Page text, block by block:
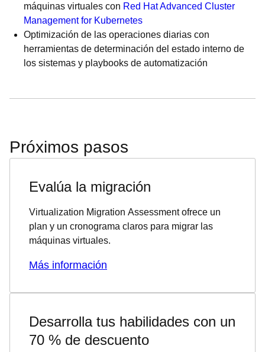
máquinas virtuales con Red Hat Advanced Cluster
Management for Kubernetes
Optimización de las operaciones diarias con
herramientas de determinación del estado interno de
los sistemas y playbooks de automatización
Próximos pasos
Evalúa la migración
Virtualization Migration Assessment ofrece un
plan y un cronograma claros para migrar las
máquinas virtuales.
Más información
Desarrolla tus habilidades con un
70 % de descuento